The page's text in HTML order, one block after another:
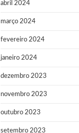
abril 2024
março 2024
fevereiro 2024
janeiro 2024
dezembro 2023
novembro 2023
outubro 2023
setembro 2023